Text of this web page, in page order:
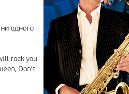
одного
rock you
Don’t